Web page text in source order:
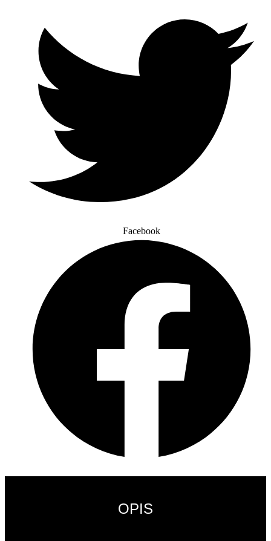
Facebook
OPIS